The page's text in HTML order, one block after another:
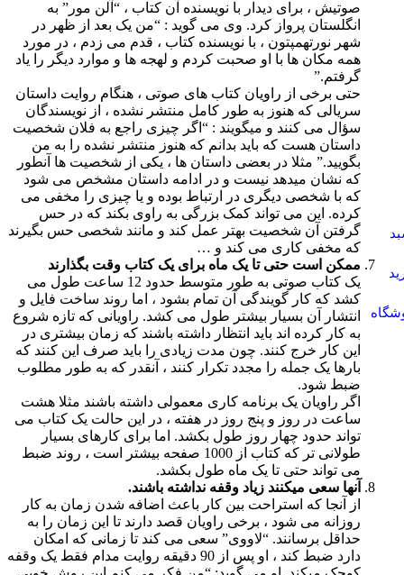
صوتیش ، برای دیدار با نویسنده آن کتاب ، “آلن مور” به
انگلستان پرواز کرد. وی می گوید : “من یک بعد از ظهر در
شهر نورتهمپتون ، با نویسنده کتاب ، قدم می زدم ، در مورد
همه مکان ها با او صحبت کردم و لهجه ها و موارد دیگر را یاد
گرفتم.”
حتی برخی از راویان کتاب های صوتی ، هنگام روایت داستان
سریالی که هنوز به طور کامل منتشر نشده ، از نویسندگان
سؤال می کنند و میگویند : “اگر چیزی راجع به فلان شخصیت
داستان هست که باید بدانم که هنوز منتشر نشده را به من
بگویید.” مثلا در بعضی داستان ها ، یکی از شخصیت ها آنطور
که نشان میدهد نیست و در ادامه داستان مشخص می شود
که با شخصی دیگری در ارتباط بوده و یا چیزی را مخفی می
کرده. این می تواند کمک بزرگی به راوی بکند که در حس
گرفتن آن شخصیت بهتر عمل کند و مانند شخصی حس بگیرند
که مخفی کاری می کند و …
ممکن است حتی تا یک ماه برای یک کتاب وقت بگذارند
یک کتاب صوتی به طور متوسط حدود 12 ساعت طول می
کشد که کار گویندگی آن تمام بشود ، اما روند ساخت فایل و
انتشار آن بسیار بیشتر طول می کشد. راویانی که تازه شروع
به کار کرده اند باید انتظار داشته باشند که زمان بیشتری در
این کار خرج کنند. چون مدت زیادی را باید صرف این کنند که
بارها یک جمله را مجدد تکرار کنند ، آنقدر که به طور مطلوب
ضبط شود.
اگر راویان یک برنامه کاری معمولی داشته باشند مثلا هشت
ساعت در روز و پنج روز در هفته ، در این حالت یک کتاب می
تواند حدود چهار روز طول بکشد. اما برای کارهای بسیار
طولانی تر که کتاب از 1000 صفحه بیشتر است ، روند ضبط
می تواند حتی تا یک ماه طول بکشد.
آنها سعی میکنند زیاد وقفه نداشته باشند.
از آنجا که استراحت بین کار باعث اضافه شدن زمان به کار
روزانه می شود ، برخی راویان قصد دارند تا این زمان را به
حداقل برسانند. “لاووی” سعی می کند تا زمانی که امکان
دارد ضبط کند ، او پس از 90 دقیقه روایت مدام فقط یک وقفه